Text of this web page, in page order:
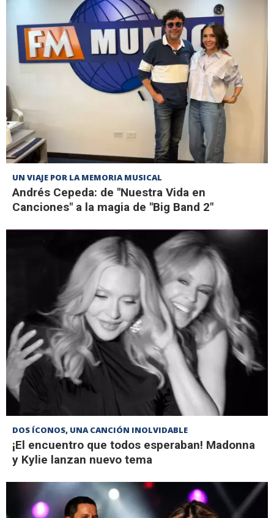
UN VIAJE POR LA MEMORIA MUSICAL
Andrés Cepeda: de "Nuestra Vida en
Canciones" a la magia de "Big Band 2"
DOS ÍCONOS, UNA CANCIÓN INOLVIDABLE
¡El encuentro que todos esperaban! Madonna
y Kylie lanzan nuevo tema